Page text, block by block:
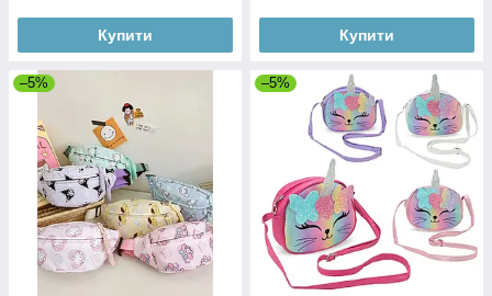
Купити Купити
–5% –5%